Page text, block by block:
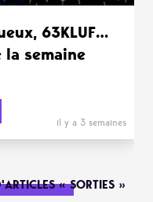
63KLUF…
semaine
il y a 3 semaines
« SORTIES »